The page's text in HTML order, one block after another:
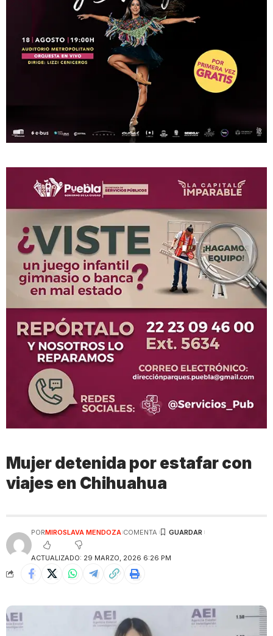
Mujer detenida por estafar con
viajes en Chihuahua
ACTUALIZADO: 29 MARZO, 2026 6:26 PM
PORMIROSLAVA MENDOZA COMENTA